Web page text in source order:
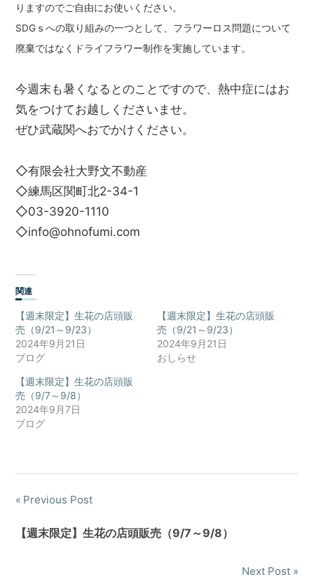
りますのでご自由にお使いください。
SDGｓへの取り組みの一つとして、フラワーロス問題について
廃棄ではなくドライフラワー制作を実施しています。
今週末も暑くなるとのことですので、熱中症にはお
気をつけてお越しくださいませ。
ぜひ武蔵関へおでかけください。
◇有限会社大野文不動産
◇練馬区関町北2-34-1
◇03-3920-1110
◇info@ohnofumi.com
関連
【週末限定】生花の店頭販
売（9/21～9/23）
2024年9月21日
ブログ
【週末限定】生花の店頭販
売（9/21～9/23）
2024年9月21日
おしらせ
【週末限定】生花の店頭販
売（9/7～9/8）
2024年9月7日
ブログ
投
稿
Previous Post
【週末限定】生花の店頭販売（9/7～9/8）
Next Post